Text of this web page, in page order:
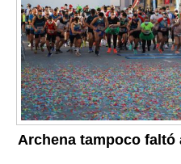
Archena tampoco faltó